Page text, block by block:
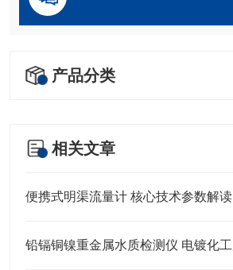
产品分类
相关文章
便携式明渠流量计 核心技术参数解读